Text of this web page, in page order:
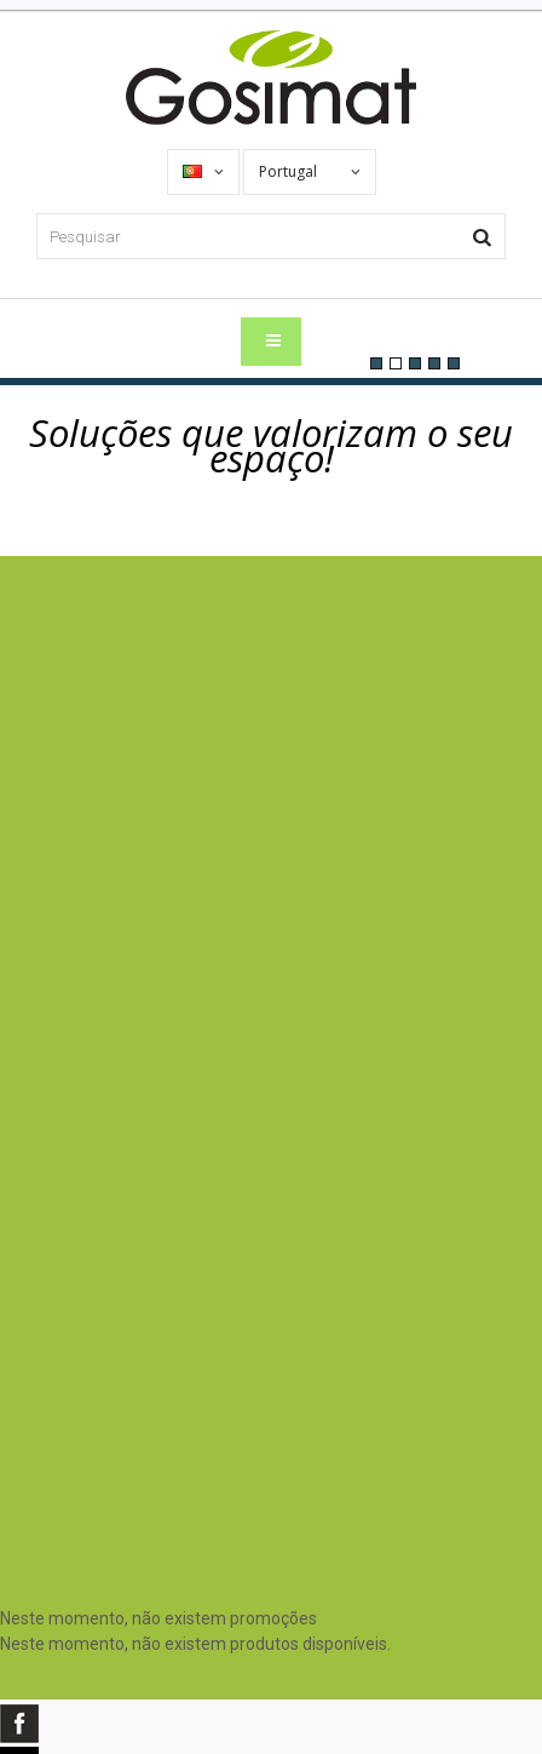
Portugal
Soluções que valorizam o seu
espaço!
Neste momento, não existem promoções
Neste momento, não existem produtos disponíveis.